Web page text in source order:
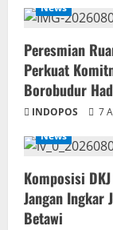
News
Peresmian
Perkuat
Borobudur
INDOPOS
7
News
Komposisi
Jangan Ingkar
Betawi